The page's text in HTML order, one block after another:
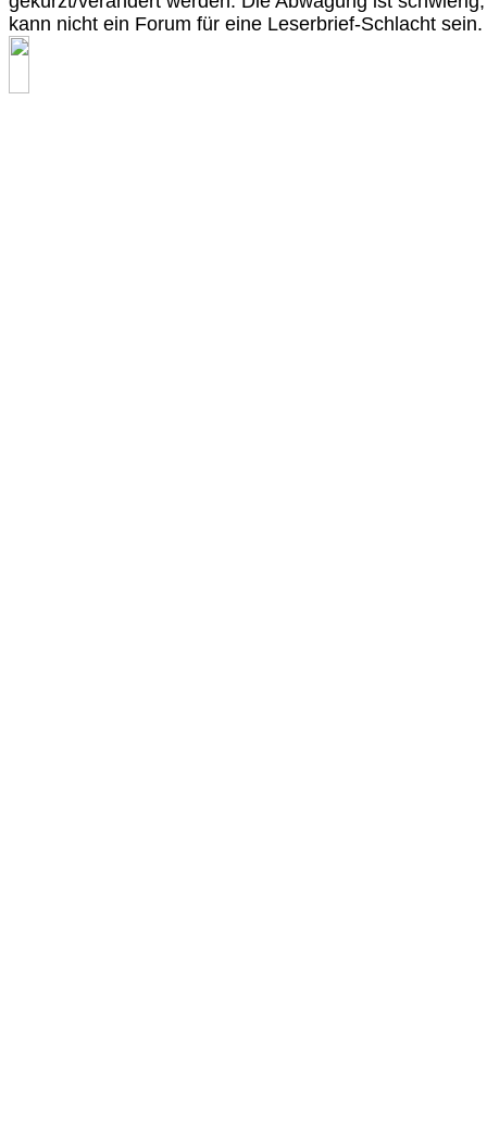
kann nicht ein Forum für eine Leserbrief-Schlacht sein.